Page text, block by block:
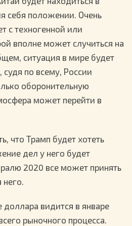
себя положении. Очень
с техногенной или
вполне может случиться на
ситуация в мире будет
судя по всему, России
оборонительную
может перейти в
что Трамп будет хотеть
дел у него будет
2020 все может принять
видится в январе
рыночного процесса.